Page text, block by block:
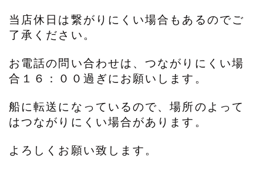
当店休日は繋がりにくい場合もあるのでご
了承ください。
お電話の問い合わせは、つながりにくい場
合１６：００過ぎにお願いします。
船に転送になっているので、場所のよって
はつながりにくい場合があります。
よろしくお願い致します。